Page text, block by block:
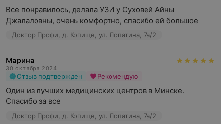
Все понравилось, делала УЗИ у Суховей Айны
Джалаловны, очень комфортно, спасибо ей большое
Доктор Профи, д. Копище, ул. Лопатина, 7а/2
Марина
30 октября 2024
Отзыв подтвержден Рекомендую
Один из лучших медицинских центров в Минске.
Спасибо за все
Доктор Профи, д. Копище, ул. Лопатина, 7а/2